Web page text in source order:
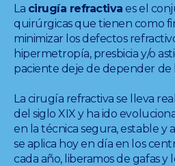
La cirugía refractiva es el
quirúrgicas que tienen como
minimizar los defectos
hipermetropía, presbicia y/o
paciente deje de depender de
La cirugía refractiva se lleva
del siglo XIX y ha ido
en la técnica segura, estable y
se aplica hoy en día en los
cada año, liberamos de gafas y